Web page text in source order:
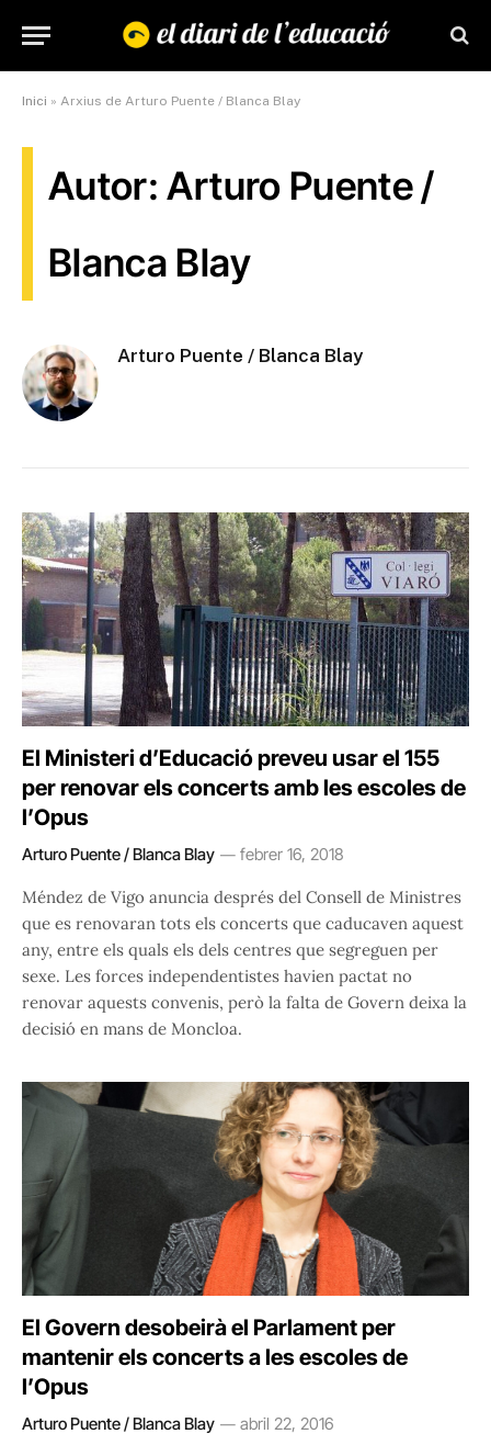
Inici » Arxius de Arturo Puente / Blanca Blay
Autor: Arturo Puente /
Blanca Blay
Arturo Puente / Blanca Blay
El Ministeri d’Educació preveu usar el 155
per renovar els concerts amb les escoles de
l’Opus
Arturo Puente / Blanca Blay febrer 16, 2018
Méndez de Vigo anuncia després del Consell de Ministres
que es renovaran tots els concerts que caducaven aquest
any, entre els quals els dels centres que segreguen per
sexe. Les forces independentistes havien pactat no
renovar aquests convenis, però la falta de Govern deixa la
decisió en mans de Moncloa.
El Govern desobeirà el Parlament per
mantenir els concerts a les escoles de
l’Opus
Arturo Puente / Blanca Blay abril 22, 2016